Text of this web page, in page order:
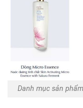
Danh mục sản